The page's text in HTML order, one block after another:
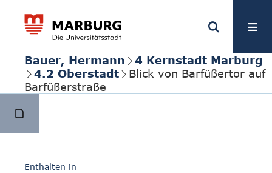
Bauer, Hermann
4 Kernstadt Marburg
4.2 Oberstadt
Blick von Barfüßertor auf
Barfüßerstraße
Enthalten in